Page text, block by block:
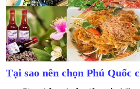
Tại sao nên chọn Phú Quốc